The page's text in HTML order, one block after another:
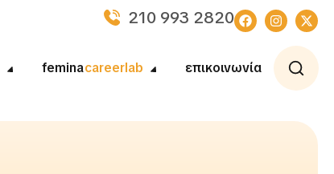
210 993 2820
feminacareerlab επικοινωνία